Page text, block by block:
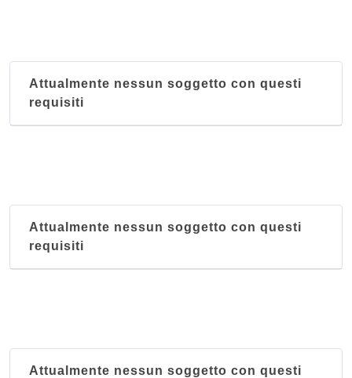
Attualmente nessun soggetto con questi
requisiti
Attualmente nessun soggetto con questi
requisiti
Attualmente nessun soggetto con questi